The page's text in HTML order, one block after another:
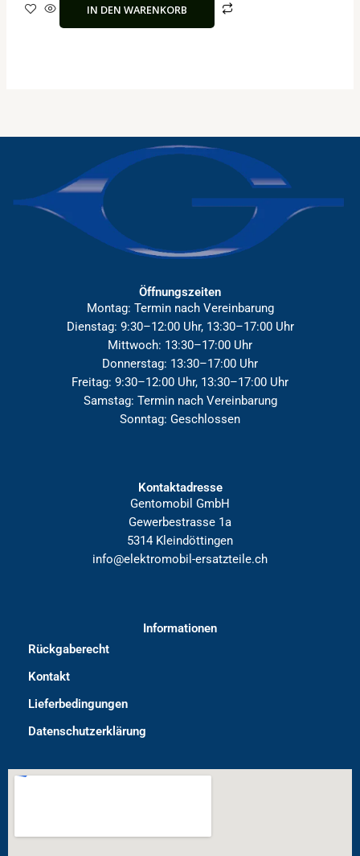
IN DEN WARENKORB
Öffnungszeiten
Montag: Termin nach Vereinbarung
Dienstag: 9:30–12:00 Uhr, 13:30–17:00 Uhr
Mittwoch: 13:30–17:00 Uhr
Donnerstag: 13:30–17:00 Uhr
Freitag: 9:30–12:00 Uhr, 13:30–17:00 Uhr
Samstag: Termin nach Vereinbarung
Sonntag: Geschlossen
Kontaktadresse
Gentomobil GmbH
Gewerbestrasse 1a
5314 Kleindöttingen
info@elektromobil-ersatzteile.ch
Informationen
Rückgaberecht
Kontakt
Lieferbedingungen
Datenschutzerklärung